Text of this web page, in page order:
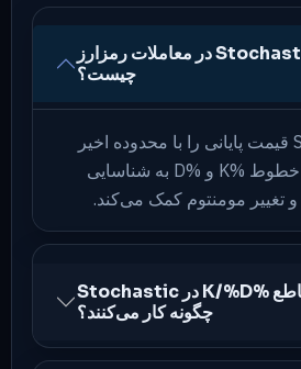
اسیلاتور Stochastic در معاملات رمزارز
چیست؟
اسیلاتور Stochastic قیمت پایانی را با محدوده اخیر
مقایسه می‌کند و با خطوط %K و %D به شناسایی
تغییر مومنتوم کمک می‌کند.
سیگنال‌های تقاطع %K/%D در Stochastic
چگونه کار می‌کنند؟